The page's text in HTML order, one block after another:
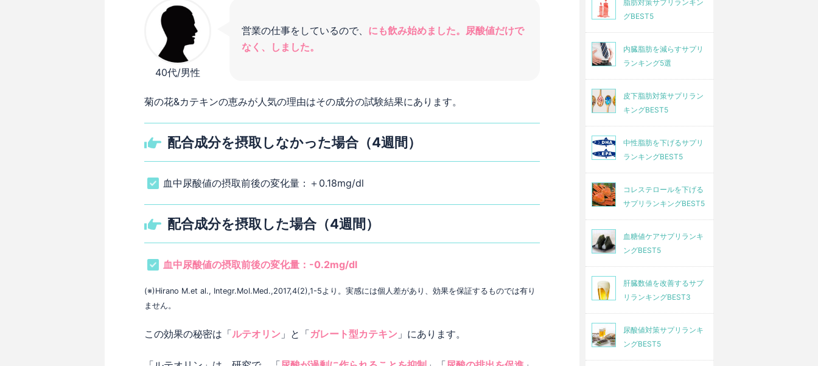
40代/男性
営業の仕事をしているので、 にも飲み始めました。尿酸値だけで
なく、
しました。
菊の花&カテキンの恵みが人気の理由はその成分の試験結果にあります。
配合成分を摂取しなかった場合（4週間）
血中尿酸値の摂取前後の変化量：＋0.18mg/dl
配合成分を摂取した場合（4週間）
血中尿酸値の摂取前後の変化量：-0.2mg/dl
(※)Hirano M.et al., Integr.Mol.Med.,2017,4(2),1-5より。実感には個人差があり、効果を保証するものでは有り
ません。
この効果の秘密は「ルテオリン 」と「ガレート型カテキン 」にあります。
脂肪対策サプリランキン
グBEST5
内臓脂肪を減らすサプリ
ランキング5選
皮下脂肪対策サプリラン
キングBEST5
中性脂肪を下げるサプリ
ランキングBEST5
コレステロールを下げる
サプリランキングBEST5
血糖値ケアサプリランキ
ングBEST5
肝臓数値を改善するサプ
リランキングBEST3
尿酸値対策サプリランキ
ングBEST5